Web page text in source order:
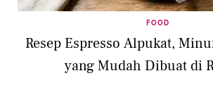
FOOD
Resep Espresso Alpukat,
yang Mudah Dibuat di